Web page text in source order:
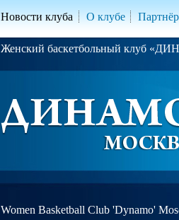
Новости клуба О клубе
Женский баскетбольный клуб
Women Basketball Club 'Dynamo'